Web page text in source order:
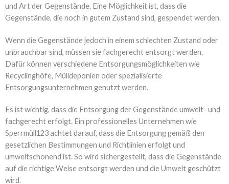
und Art der Gegenstände. Eine Möglichkeit ist, dass die
Gegenstände, die noch in gutem Zustand sind, gespendet werden.
Wenn die Gegenstände jedoch in einem schlechten Zustand oder
unbrauchbar sind, müssen sie fachgerecht entsorgt werden.
Dafür können verschiedene Entsorgungsmöglichkeiten wie
Recyclinghöfe, Mülldeponien oder spezialisierte
Entsorgungsunternehmen genutzt werden.
Es ist wichtig, dass die Entsorgung der Gegenstände umwelt- und
fachgerecht erfolgt. Ein professionelles Unternehmen wie
Sperrmüll123 achtet darauf, dass die Entsorgung gemäß den
gesetzlichen Bestimmungen und Richtlinien erfolgt und
umweltschonend ist. So wird sichergestellt, dass die Gegenstände
auf die richtige Weise entsorgt werden und die Umwelt geschützt
wird.